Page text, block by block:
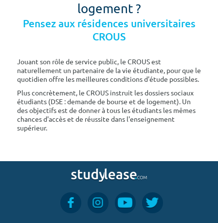
logement ?
Pensez aux résidences universitaires
CROUS
Jouant son rôle de service public, le CROUS est
naturellement un partenaire de la vie étudiante, pour que le
quotidien offre les meilleures conditions d'étude possibles.
Plus concrètement, le CROUS instruit les dossiers sociaux
étudiants (DSE : demande de bourse et de logement). Un
des objectifs est de donner à tous les étudiants les mêmes
chances d'accès et de réussite dans l'enseignement
supérieur.